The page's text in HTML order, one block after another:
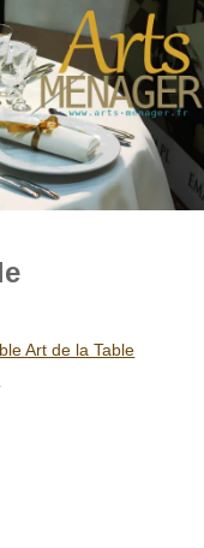
Art de la Table